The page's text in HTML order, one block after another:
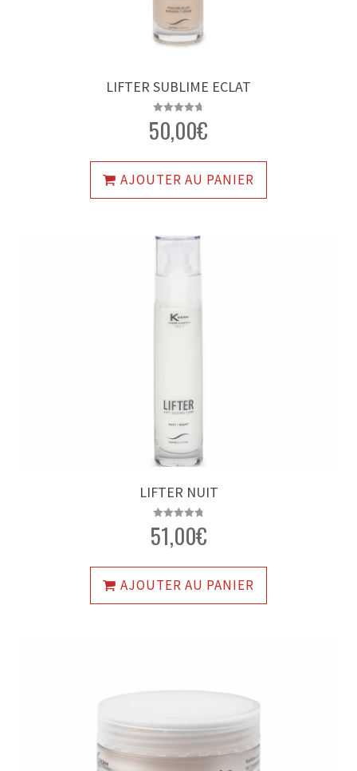
LIFTER SUBLIME ECLAT
Note4.74
50,00€
AJOUTER AU PANIER
LIFTER NUIT
Note4.85
51,00€
AJOUTER AU PANIER